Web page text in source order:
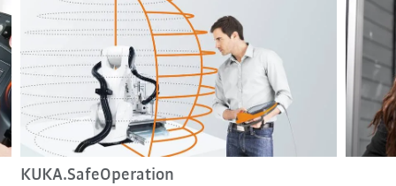
KUKA.SafeOperation